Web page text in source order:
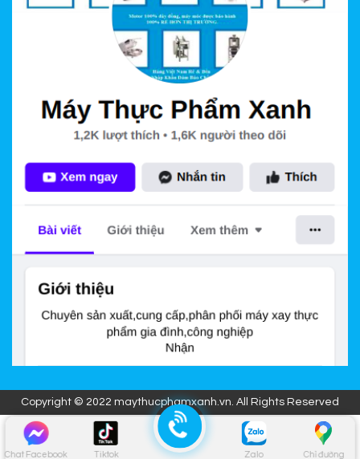
Chat Facebook Tiktok Zalo Chỉ đường
Copyright © 2022 maythucphamxanh.vn. All Rights Reserved